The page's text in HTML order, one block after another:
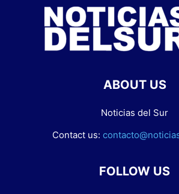
ABOUT US
Noticias del Sur
Contact us:
FOLLOW US